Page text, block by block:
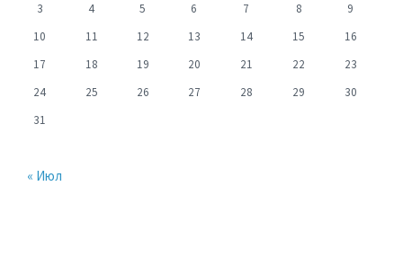
3
4 5 6 7 8
9
10
11 12 13 14 15
16
17
18 19 20 21 22
23
24
25 26 27 28 29
30
31
« Июл